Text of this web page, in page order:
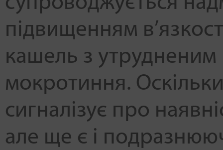
підвищенням
кашель з
мокротиння.
сигналізує про
але ще є і